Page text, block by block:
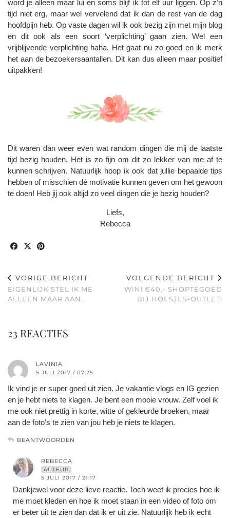
word je alleen maar lui en soms blijf ik tot elf uur liggen. Op z’n
tijd niet erg, maar wel vervelend dat ik dan de rest van de dag
hoofdpijn heb. Op vaste dagen wil ik ook bezig zijn met mijn blog
en dit ook als een soort ‘verplichting’ gaan zien. Wel een
vrijblijvende verplichting haha. Het gaat nu zo goed en ik merk
het aan de bezoekersaantallen. Dit kan dus alleen maar positief
uitpakken!
Dit waren dan weer even wat random dingen die mij de laatste
tijd bezig houden. Het is zo fijn om dit zo lekker van me af te
kunnen schrijven. Natuurlijk hoop ik ook dat jullie bepaalde tips
hebben of misschien dé motivatie kunnen geven om het gewoon
te doen! Heb jij ook altijd zo veel dingen die je bezig houden?
Liefs,
Rebecca
VORIGE BERICHT
EIGENLIJK STEL IK ME
ALLEEN MAAR AAN..
VOLGENDE BERICHT
WIN! €40,- SHOPTEGOED
BIJ HOESJES-OUTLET!
23 REACTIES
LAVINIA
5 JULI 2017 / 07:25
Ik vind je er super goed uit zien. Je vakantie vlogs en IG gezien
en je hebt niets te klagen. Je bent een mooie vrouw. Zelf voel ik
me ook niet prettig in korte, witte of gekleurde broeken, maar
aan de foto’s te zien van jou heb je niets te klagen.
BEANTWOORDEN
REBECCA
AUTEUR
5 JULI 2017 / 21:17
Dankjewel voor deze lieve reactie. Toch weet ik precies hoe ik
me moet kleden en hoe ik moet staan in een video of foto om
er beter uit te zien dan dat ik er uit zie. Natuurlijk heb ik echt